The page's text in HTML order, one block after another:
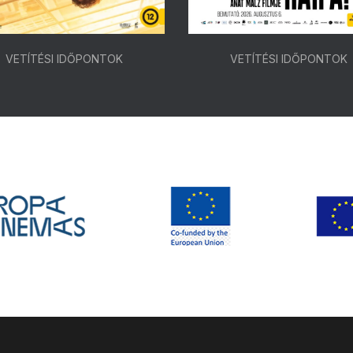
VETÍTÉSI IDŐPONTOK VETÍTÉSI IDŐPONTOK